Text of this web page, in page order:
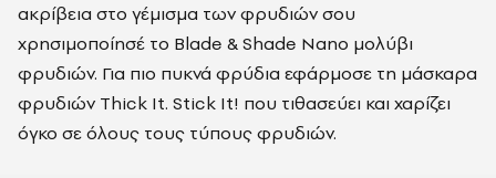
ακρίβεια στο γέμισμα των φρυδιών σου
χρησιμοποίησέ το Blade & Shade Nano μολύβι
φρυδιών. Για πιο πυκνά φρύδια εφάρμοσε τη μάσκαρα
φρυδιών Thick It. Stick It! που τιθασεύει και χαρίζει
όγκο σε όλους τους τύπους φρυδιών.